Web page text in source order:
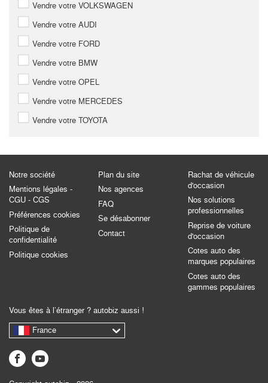
Vendre votre VOLKSWAGEN
Vendre votre AUDI
Vendre votre FORD
Vendre votre BMW
Vendre votre OPEL
Vendre votre MERCEDES
Vendre votre TOYOTA
Notre société
Mentions légales -
CGU - CGS
Préférences cookies
Politique de
confidentialité
Politique cookies
Plan du site
Nos agences
FAQ
Se désabonner
Contact
Rachat de véhicule
d'occasion
Nos solutions
professionnelles
Reprise de voiture
d'occasion
Cotes auto des
marques populaires
Cotes auto des
gammes populaires
Vous êtes à l’étranger ? autobiz aussi !
France